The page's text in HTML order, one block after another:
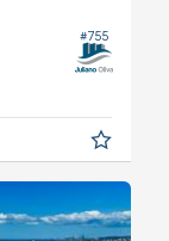
#755